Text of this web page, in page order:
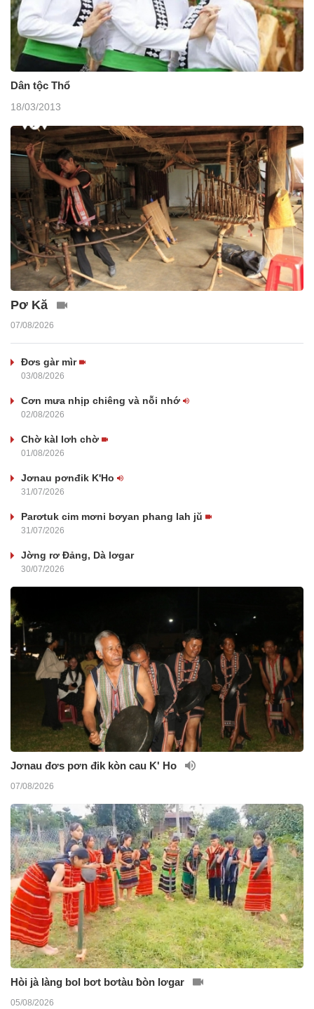
Dân tộc Thổ
18/03/2013
Pơ Kă
07/08/2026
Đơs gàr mìr
03/08/2026
Cơn mưa nhịp chiêng và nỗi nhớ
02/08/2026
Chờ kàl lơh chờ
01/08/2026
Jơnau pơnđik K'Ho
31/07/2026
Parơtuk cim mơni bơyan phang lah jŭ
31/07/2026
Jờng rơ Đảng, Dà lơgar
30/07/2026
Jơnau đơs pơn đik kòn cau K' Ho
07/08/2026
Hòi jà làng bol bơt bơtàu ƀòn lơgar
05/08/2026